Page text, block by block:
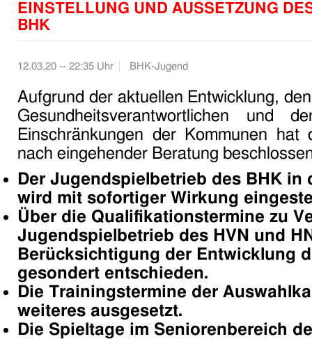
EINSTELLUNG UND AUSSETZUNG
BHK
12.03.20 -- 22:35 Uhr BHK-Jugend
Aufgrund der aktuellen Entwicklung,
Gesundheitsverantwortlichen und
Einschränkungen der Kommunen
nach eingehender Beratung
Der Jugendspielbetrieb des BHK in
wird mit sofortiger Wirkung
Über die Qualifikationstermine zu
Jugendspielbetrieb des HVN und
Berücksichtigung der Entwicklung
gesondert entschieden.
Die Trainingstermine der
weiteres ausgesetzt.
Die Spieltage im Seniorenbereich